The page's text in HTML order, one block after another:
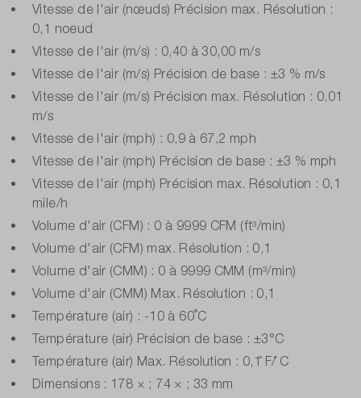
Vitesse de l'air (nœuds) Précision max. Résolution :
0,1 noeud
Vitesse de l'air (m/s) : 0,40 à 30,00 m/s
Vitesse de l'air (m/s) Précision de base : ±3 % m/s
Vitesse de l'air (m/s) Précision max. Résolution : 0,01
m/s
Vitesse de l'air (mph) : 0,9 à 67,2 mph
Vitesse de l'air (mph) Précision de base : ±3 % mph
Vitesse de l'air (mph) Précision max. Résolution : 0,1
mile/h
Volume d'air (CFM) : 0 à 9999 CFM (ft³/min)
Volume d'air (CFM) max. Résolution : 0,1
Volume d'air (CMM) : 0 à 9999 CMM (m³/min)
Volume d'air (CMM) Max. Résolution : 0,1
Température (air) : -10 à 60˚C
Température (air) Précision de base : ±3°C
Température (air) Max. Résolution : 0,1 ̊F/ ̊C
Dimensions : 178 × ; 74 × ; 33 mm